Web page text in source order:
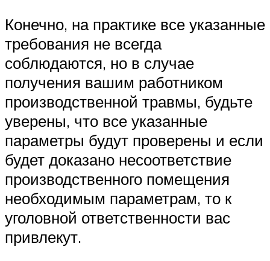
Конечно, на практике все указанные
требования не всегда
соблюдаются, но в случае
получения вашим работником
производственной травмы, будьте
уверены, что все указанные
параметры будут проверены и если
будет доказано несоответствие
производственного помещения
необходимым параметрам, то к
уголовной ответственности вас
привлекут.